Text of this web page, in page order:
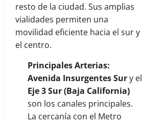
resto de la ciudad. Sus amplias
vialidades permiten una
movilidad eficiente hacia el sur y
el centro.
Principales Arterias:
Avenida Insurgentes Sury el
Eje 3 Sur (Baja California)
son los canales principales.
La cercanía con el Metro